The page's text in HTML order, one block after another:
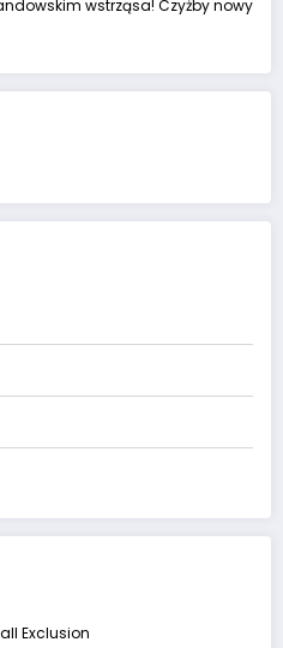
wstrząsa! Czyżby nowy
Exclusion